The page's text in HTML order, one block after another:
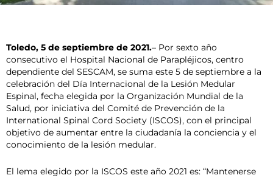
Toledo, 5 de septiembre de 2021.– Por sexto año
consecutivo el Hospital Nacional de Parapléjicos, centro
dependiente del SESCAM, se suma este 5 de septiembre a la
celebración del Día Internacional de la Lesión Medular
Espinal, fecha elegida por la Organización Mundial de la
Salud, por iniciativa del Comité de Prevención de la
International Spinal Cord Society (ISCOS), con el principal
objetivo de aumentar entre la ciudadanía la conciencia y el
conocimiento de la lesión medular.
El lema elegido por la ISCOS este año 2021 es: “Mantenerse